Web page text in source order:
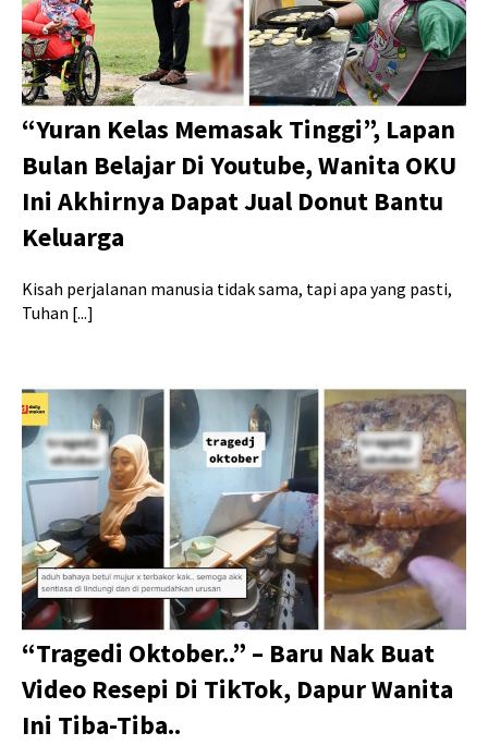
“Yuran Kelas Memasak Tinggi”, Lapan
Bulan Belajar Di Youtube, Wanita OKU
Ini Akhirnya Dapat Jual Donut Bantu
Keluarga
Kisah perjalanan manusia tidak sama, tapi apa yang pasti,
Tuhan [...]
“Tragedi Oktober..” – Baru Nak Buat
Video Resepi Di TikTok, Dapur Wanita
Ini Tiba-Tiba..